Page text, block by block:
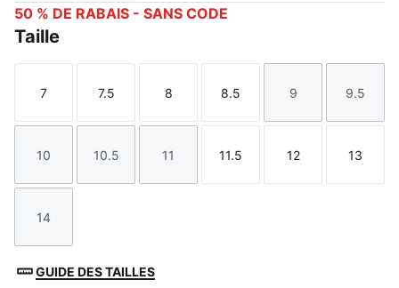
50 % DE RABAIS - SANS CODE
Taille
Taille
7
Taille
7.5
Taille
8
Taille
8.5
Taille
9
Taille
9.5
Taille
10
Taille
10.5
Taille
11
Taille
11.5
Taille
12
Taille
13
Taille
14
GUIDE DES TAILLES